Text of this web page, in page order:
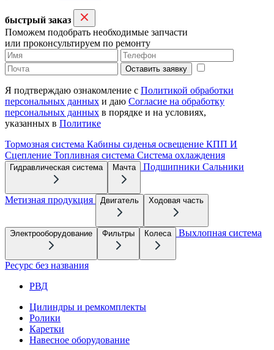
быстрый заказ
Поможем подобрать необходимые запчасти
или проконсультируем по ремонту
Оставить заявку
Я подтверждаю ознакомление с Политикой обработки
персональных данных и даю Согласие на обработку
персональных данных в порядке и на условиях,
указанных в Политике
Тормозная система Кабины сиденья освещение КПП И
Сцепление Топливная система Система охлаждения
Гидравлическая система Мачта Подшипники Сальники
Метизная продукция Двигатель Ходовая часть
Электрооборудование Фильтры Колеса Выхлопная система
Ресурс без названия
РВД
Цилиндры и ремкомплекты
Ролики
Каретки
Навесное оборудование